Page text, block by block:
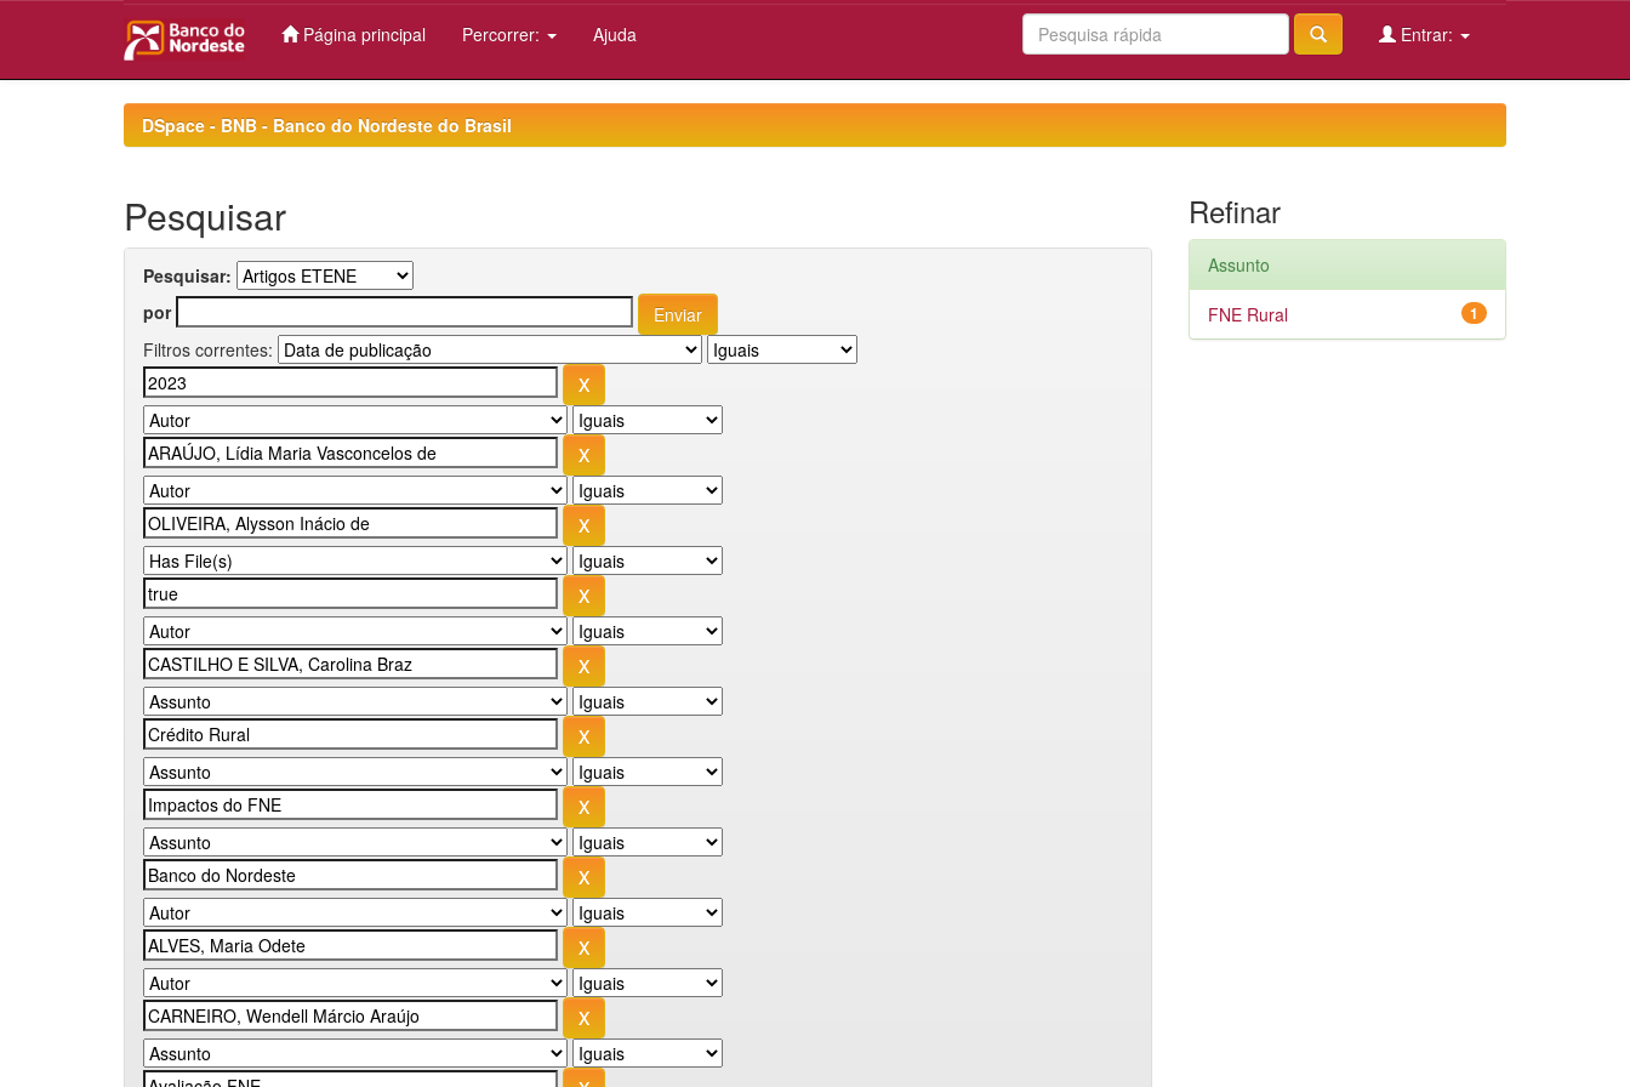
Página principal Percorrer: Ajuda Entrar:
DSpace - BNB - Banco do Nordeste do Brasil
Pesquisar
Pesquisar:
por
Filtros correntes:
Refinar
Assunto
1
FNE Rural